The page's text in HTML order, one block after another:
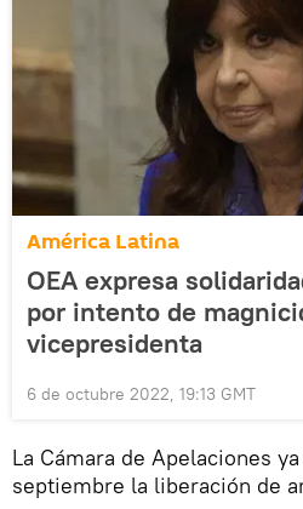
América Latina
OEA expresa
por intento de
vicepresidenta
6 de octubre 2022, 19:13 GMT
La Cámara de Apelaciones
septiembre la liberación de